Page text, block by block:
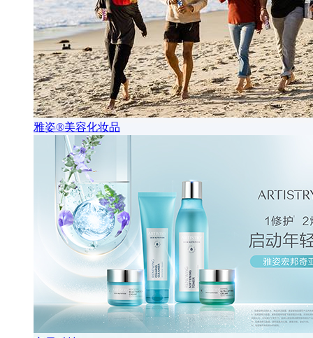
雅姿®美容化妆品